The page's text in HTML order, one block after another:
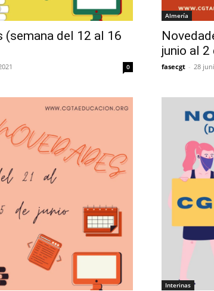
(semana del 12 al 16
0
Almería
junio al 2
fasecgt - 28
Interinas